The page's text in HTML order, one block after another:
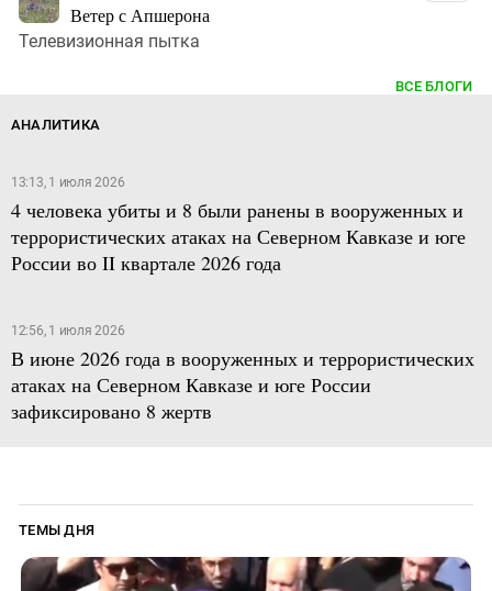
Ветер с Апшерона
Телевизионная пытка
ВСЕ БЛОГИ
АНАЛИТИКА
13:13, 1 июля 2026
4 человека убиты и 8 были ранены в вооруженных и
террористических атаках на Северном Кавказе и юге
России во II квартале 2026 года
12:56, 1 июля 2026
В июне 2026 года в вооруженных и террористических
атаках на Северном Кавказе и юге России
зафиксировано 8 жертв
ТЕМЫ ДНЯ